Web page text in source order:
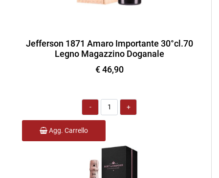
Jefferson 1871 Amaro Importante 30°cl.70
Legno Magazzino Doganale
€ 46,90
Quantità
Agg. Carrello